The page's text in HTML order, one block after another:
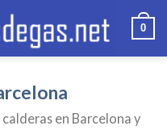
0
en Barcelona y